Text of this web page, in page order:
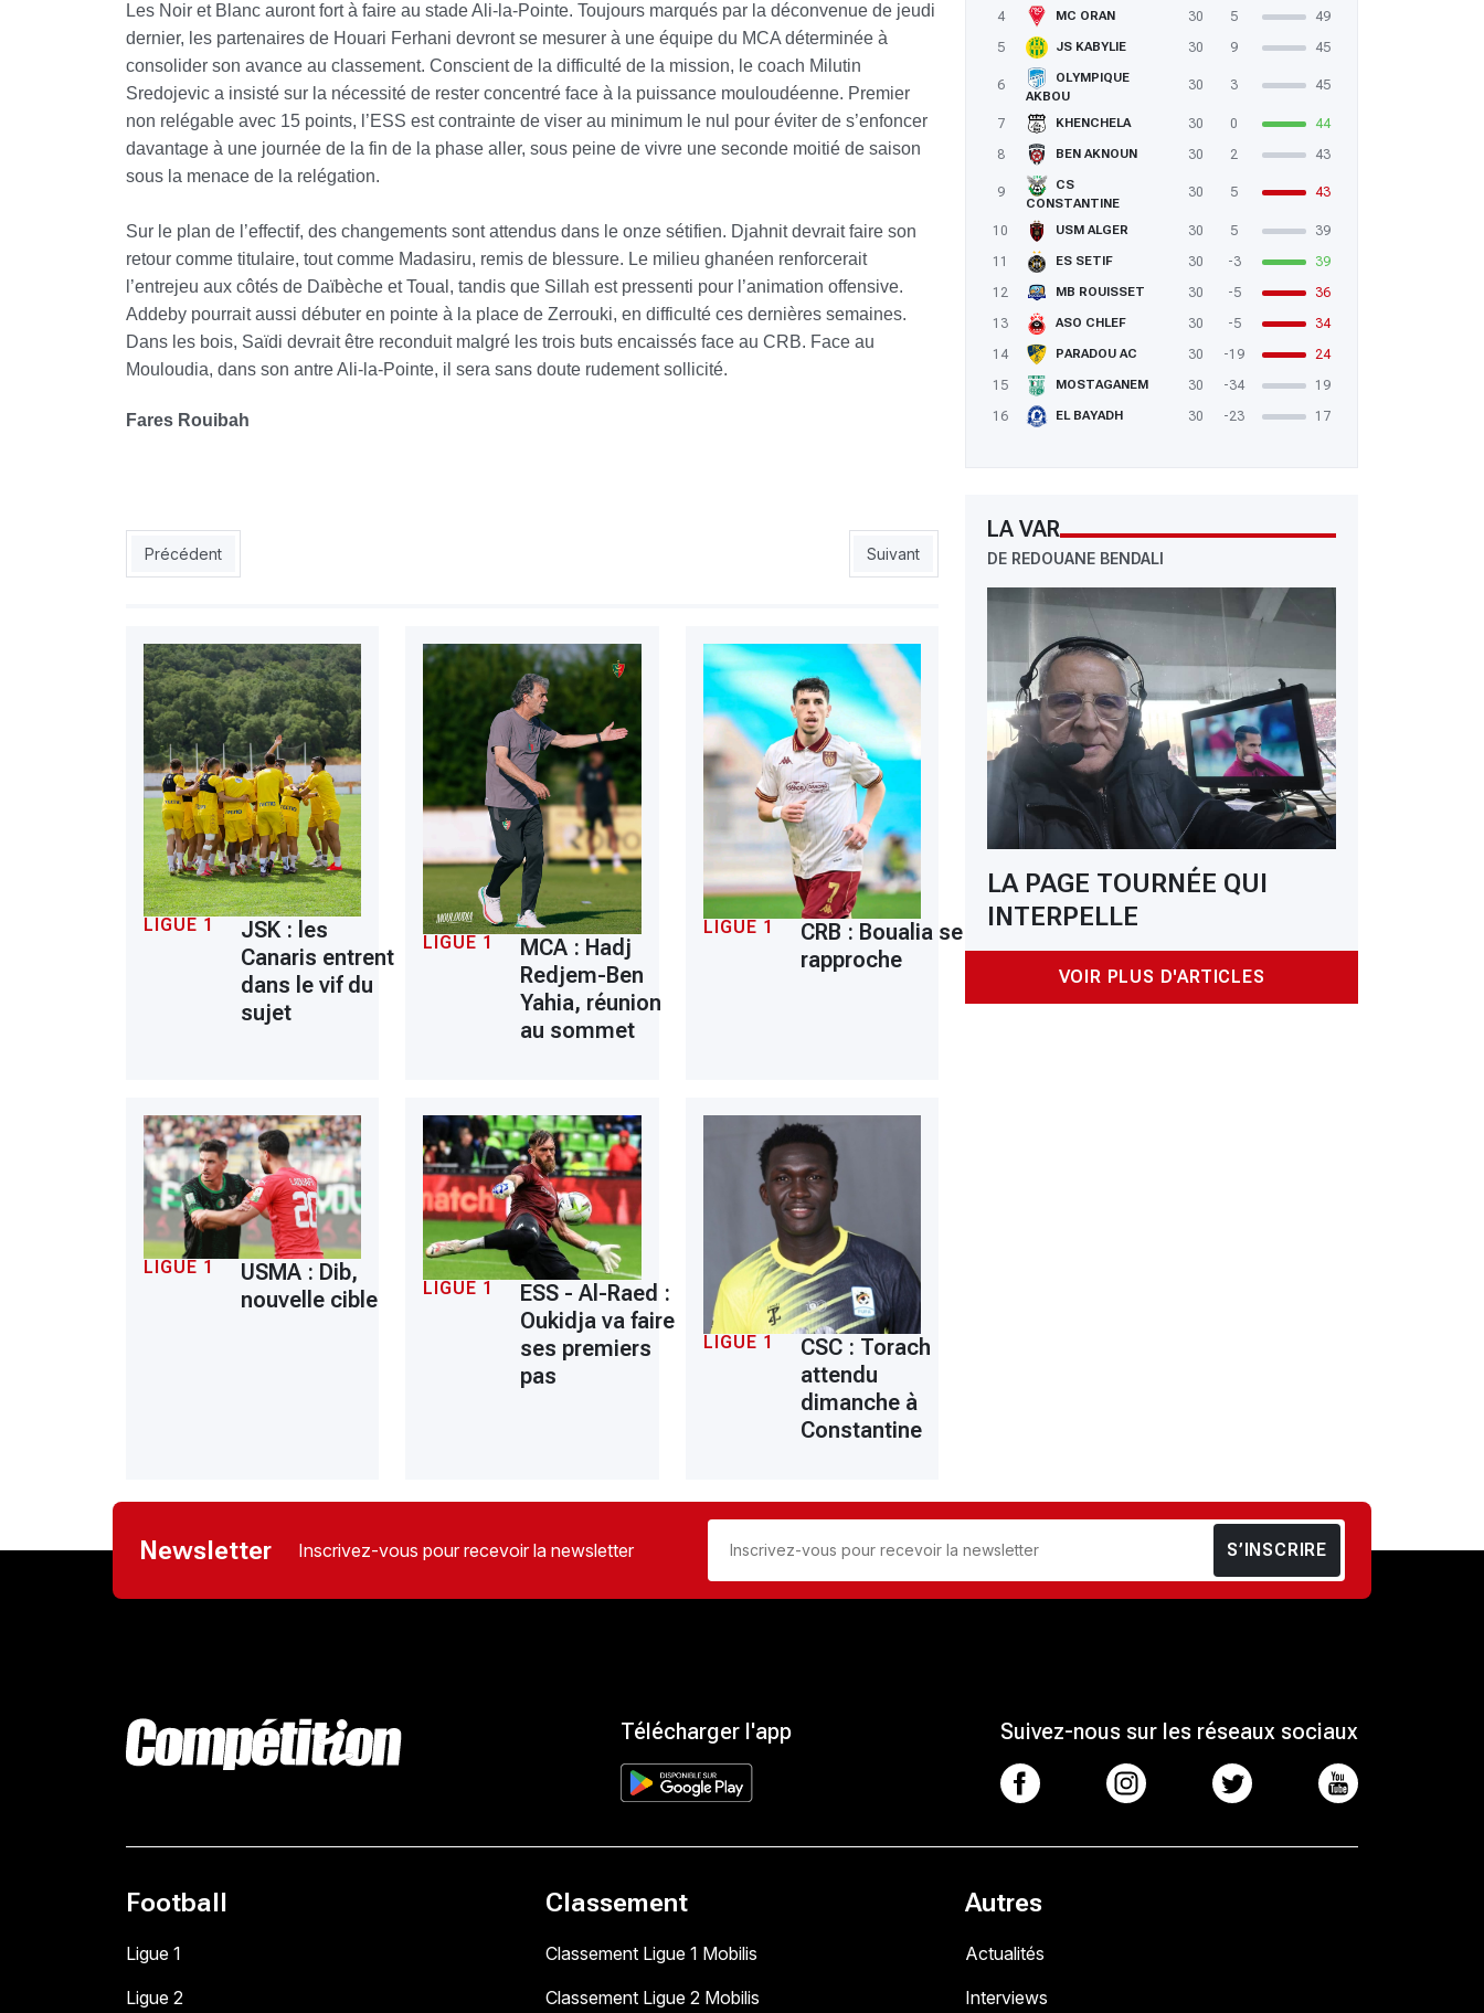
4
MC ORAN 30 5
49
5
JS KABYLIE 30 9 45
6
OLYMPIQUE
AKBOU
30 3 45
7 KHENCHELA 30 0
44
8
BEN AKNOUN 30 2 43
9
CS
CONSTANTINE
30 5 43
10 USM ALGER 30 5
39
11
ES SETIF 30 -3
39
12
MB ROUISSET 30 -5
36
13
ASO CHLEF 30 -5
34
14
PARADOU AC 30 -19
24
15
MOSTAGANEM 30 -34
19
16
EL BAYADH 30 -23 17
LA VAR
DE REDOUANE BENDALI
LA PAGE TOURNÉE QUI
INTERPELLE
VOIR PLUS D'ARTICLES
Les Noir et Blanc auront fort à faire au stade Ali-la-Pointe. Toujours marqués par la déconvenue de jeudi
dernier, les partenaires de Houari Ferhani devront se mesurer à une équipe du MCA déterminée à
consolider son avance au classement. Conscient de la difficulté de la mission, le coach Milutin
Sredojevic a insisté sur la nécessité de rester concentré face à la puissance mouloudéenne. Premier
non relégable avec 15 points, l’ESS est contrainte de viser au minimum le nul pour éviter de s’enfoncer
davantage à une journée de la fin de la phase aller, sous peine de vivre une seconde moitié de saison
sous la menace de la relégation.
Sur le plan de l’effectif, des changements sont attendus dans le onze sétifien. Djahnit devrait faire son
retour comme titulaire, tout comme Madasiru, remis de blessure. Le milieu ghanéen renforcerait
l’entrejeu aux côtés de Daïbèche et Toual, tandis que Sillah est pressenti pour l’animation offensive.
Addeby pourrait aussi débuter en pointe à la place de Zerrouki, en difficulté ces dernières semaines.
Dans les bois, Saïdi devrait être reconduit malgré les trois buts encaissés face au CRB. Face au
Mouloudia, dans son antre Ali-la-Pointe, il sera sans doute rudement sollicité.
Fares Rouibah
Article précédent : USMA : le réalisme avant tout
Précédent Article suivant : MCO – CRB : MCO, la 2e place passe par le CRB
Suivant
LIGUE 1
JSK : les
Canaris entrent
dans le vif du
sujet
LIGUE 1
MCA : Hadj
Redjem-Ben
Yahia, réunion
au sommet
LIGUE 1
CRB : Boualia se
rapproche
LIGUE 1
USMA : Dib,
nouvelle cible
LIGUE 1
ESS - Al-Raed :
Oukidja va faire
ses premiers
pas
LIGUE 1
CSC : Torach
attendu
dimanche à
Constantine
Newsletter Inscrivez-vous pour recevoir la newsletter S’INSCRIRE
Télécharger l'app Suivez-nous sur les réseaux sociaux
Football
Ligue 1
Ligue 2
Classement
Classement Ligue 1 Mobilis
Classement Ligue 2 Mobilis
Autres
Actualités
Interviews